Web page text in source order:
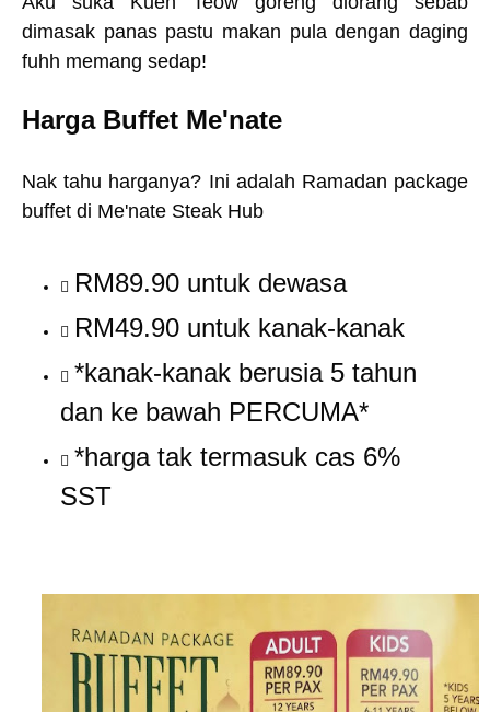
dimasak panas pastu makan pula dengan daging
fuhh memang sedap!
Harga Buffet Me'nate
Nak tahu harganya? Ini adalah Ramadan package
buffet di Me'nate Steak Hub
RM89.90 untuk dewasa
RM49.90 untuk kanak-kanak
*kanak-kanak berusia 5 tahun
dan ke bawah PERCUMA*
*harga tak termasuk cas 6%
SST